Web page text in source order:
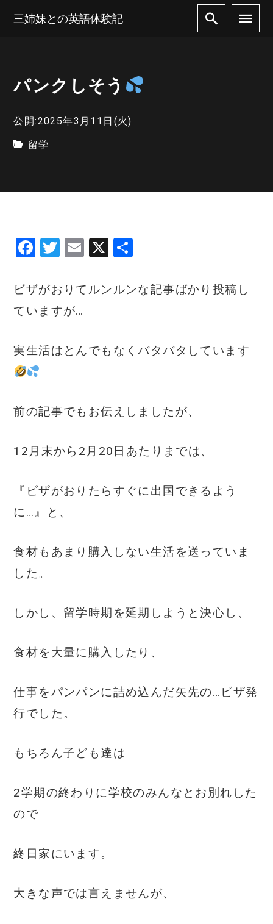
三姉妹との英語体験記
パンクしそう
公開:2025年3月11日(火)
留学
F
c
e
o
o
k
T
it
te
E
ai
X
ビザがおりてルンルンな記事ばかり投稿し
ていますが…
実生活はとんでもなくバタバタしています
前の記事でもお伝えしましたが、
12月末から2月20日あたりまでは、
『ビザがおりたらすぐに出国できるよう
に…』と、
食材もあまり購入しない生活を送っていま
した。
しかし、留学時期を延期しようと決心し、
食材を大量に購入したり、
仕事をパンパンに詰め込んだ矢先の…ビザ発
行でした。
もちろん子ども達は
2学期の終わりに学校のみんなとお別れした
ので
終日家にいます。
大きな声では言えませんが、